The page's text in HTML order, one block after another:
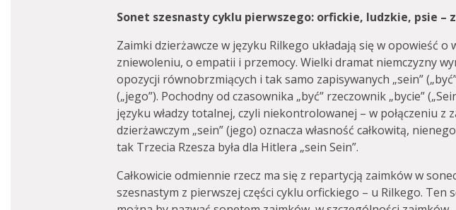
Sonet szesnasty cyklu pierwszego: orfickie, ludzkie, psie –
Zaimki dzierżawcze w języku Rilkego układają się w opowieść o
zniewoleniu, o empatii i przemocy. Wielki dramat niemczyzny
opozycji równobrzmiących i tak samo zapisywanych „sein”
(„jego”). Pochodny od czasownika „być” rzeczownik „bycie”
języku władzy totalnej, czyli niekontrolowanej – w połączeniu z
dzierżawczym „sein” (jego) oznacza własność całkowitą,
tak Trzecia Rzesza była dla Hitlera „sein Sein”.
Całkowicie odmiennie rzecz ma się z repartycją zaimków w
szesnastym z pierwszej części cyklu orfickiego – u Rilkego. Ten